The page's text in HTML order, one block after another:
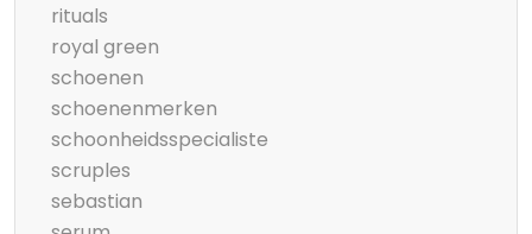
rituals
royal green
schoenen
schoenenmerken
schoonheidsspecialiste
scruples
sebastian